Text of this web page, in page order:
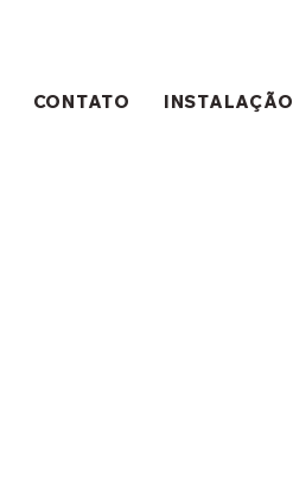
CONTATO INSTALAÇÃO